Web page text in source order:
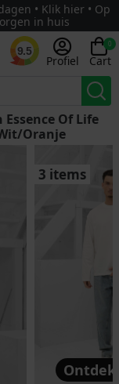
• Klik hier • Op
in huis
9.5
Profiel
0
Cart
Essence Of Life
Oranje
3 items